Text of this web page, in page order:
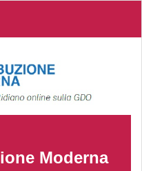
Moderna